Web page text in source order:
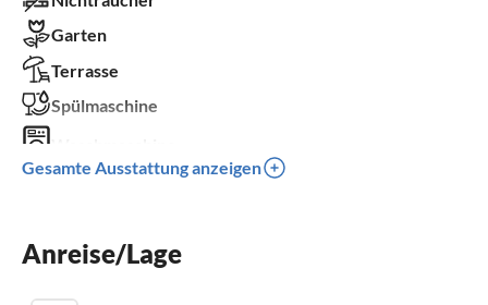
Garten
Terrasse
Spülmaschine
Grill
Gesamte Ausstattung anzeigen
Anreise/Lage